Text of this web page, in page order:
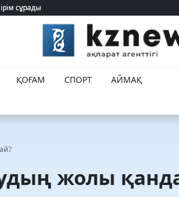
сұрады
сұрады
ҚОҒАМ СПОРТ
АЙМАҚ
жолы